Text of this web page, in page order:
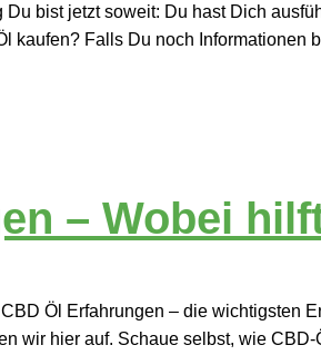
bist jetzt soweit: Du hast Dich
kaufen? Falls Du noch Informationen
– Wobei
Öl Erfahrungen – die wichtigsten
wir hier auf. Schaue selbst, wie